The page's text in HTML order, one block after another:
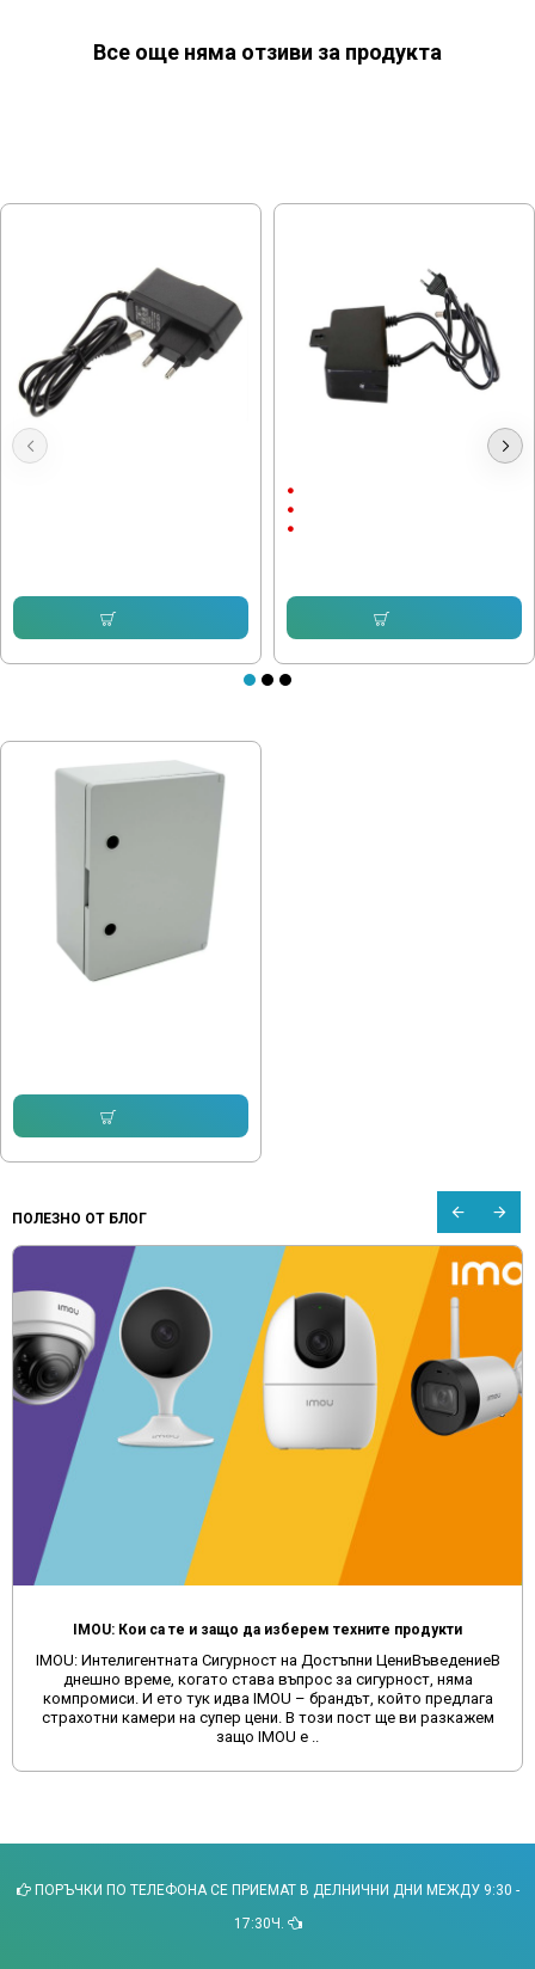
Все още няма отзиви за продукта
ПОЛЕЗНО ОТ БЛОГ
IMOU: Кои са те и защо да изберем техните продукти
IMOU: Интелигентната Сигурност на Достъпни ЦениВъведениеВ
днешно време, когато става въпрос за сигурност, няма
компромиси. И ето тук идва IMOU – брандът, който предлага
страхотни камери на супер цени. В този пост ще ви разкажем
защо IMOU е ..
ПОРЪЧКИ ПО ТЕЛЕФОНА СЕ ПРИЕМАТ В ДЕЛНИЧНИ ДНИ МЕЖДУ 9:30 -
17:30Ч.